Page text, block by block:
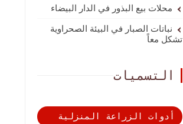
محلات بيع البذور في الدار البيضاء
نباتات الصبار في البيئة الصحراوية
تشكل معاً
التسميات
أدوات الزراعة المنزلية